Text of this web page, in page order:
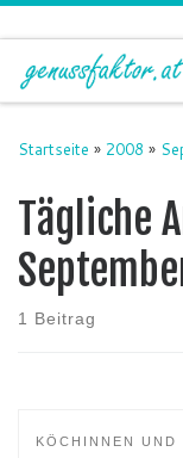
Zum Inhalt
Startseite » 2008 »
Tägliche
1 Beitrag
KÖCHINNEN UND